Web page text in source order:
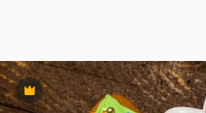
Premium